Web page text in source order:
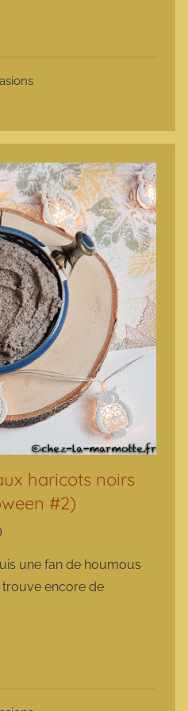
t
haricots noirs
#2)
r
m
une fan de houmous
trouve encore de